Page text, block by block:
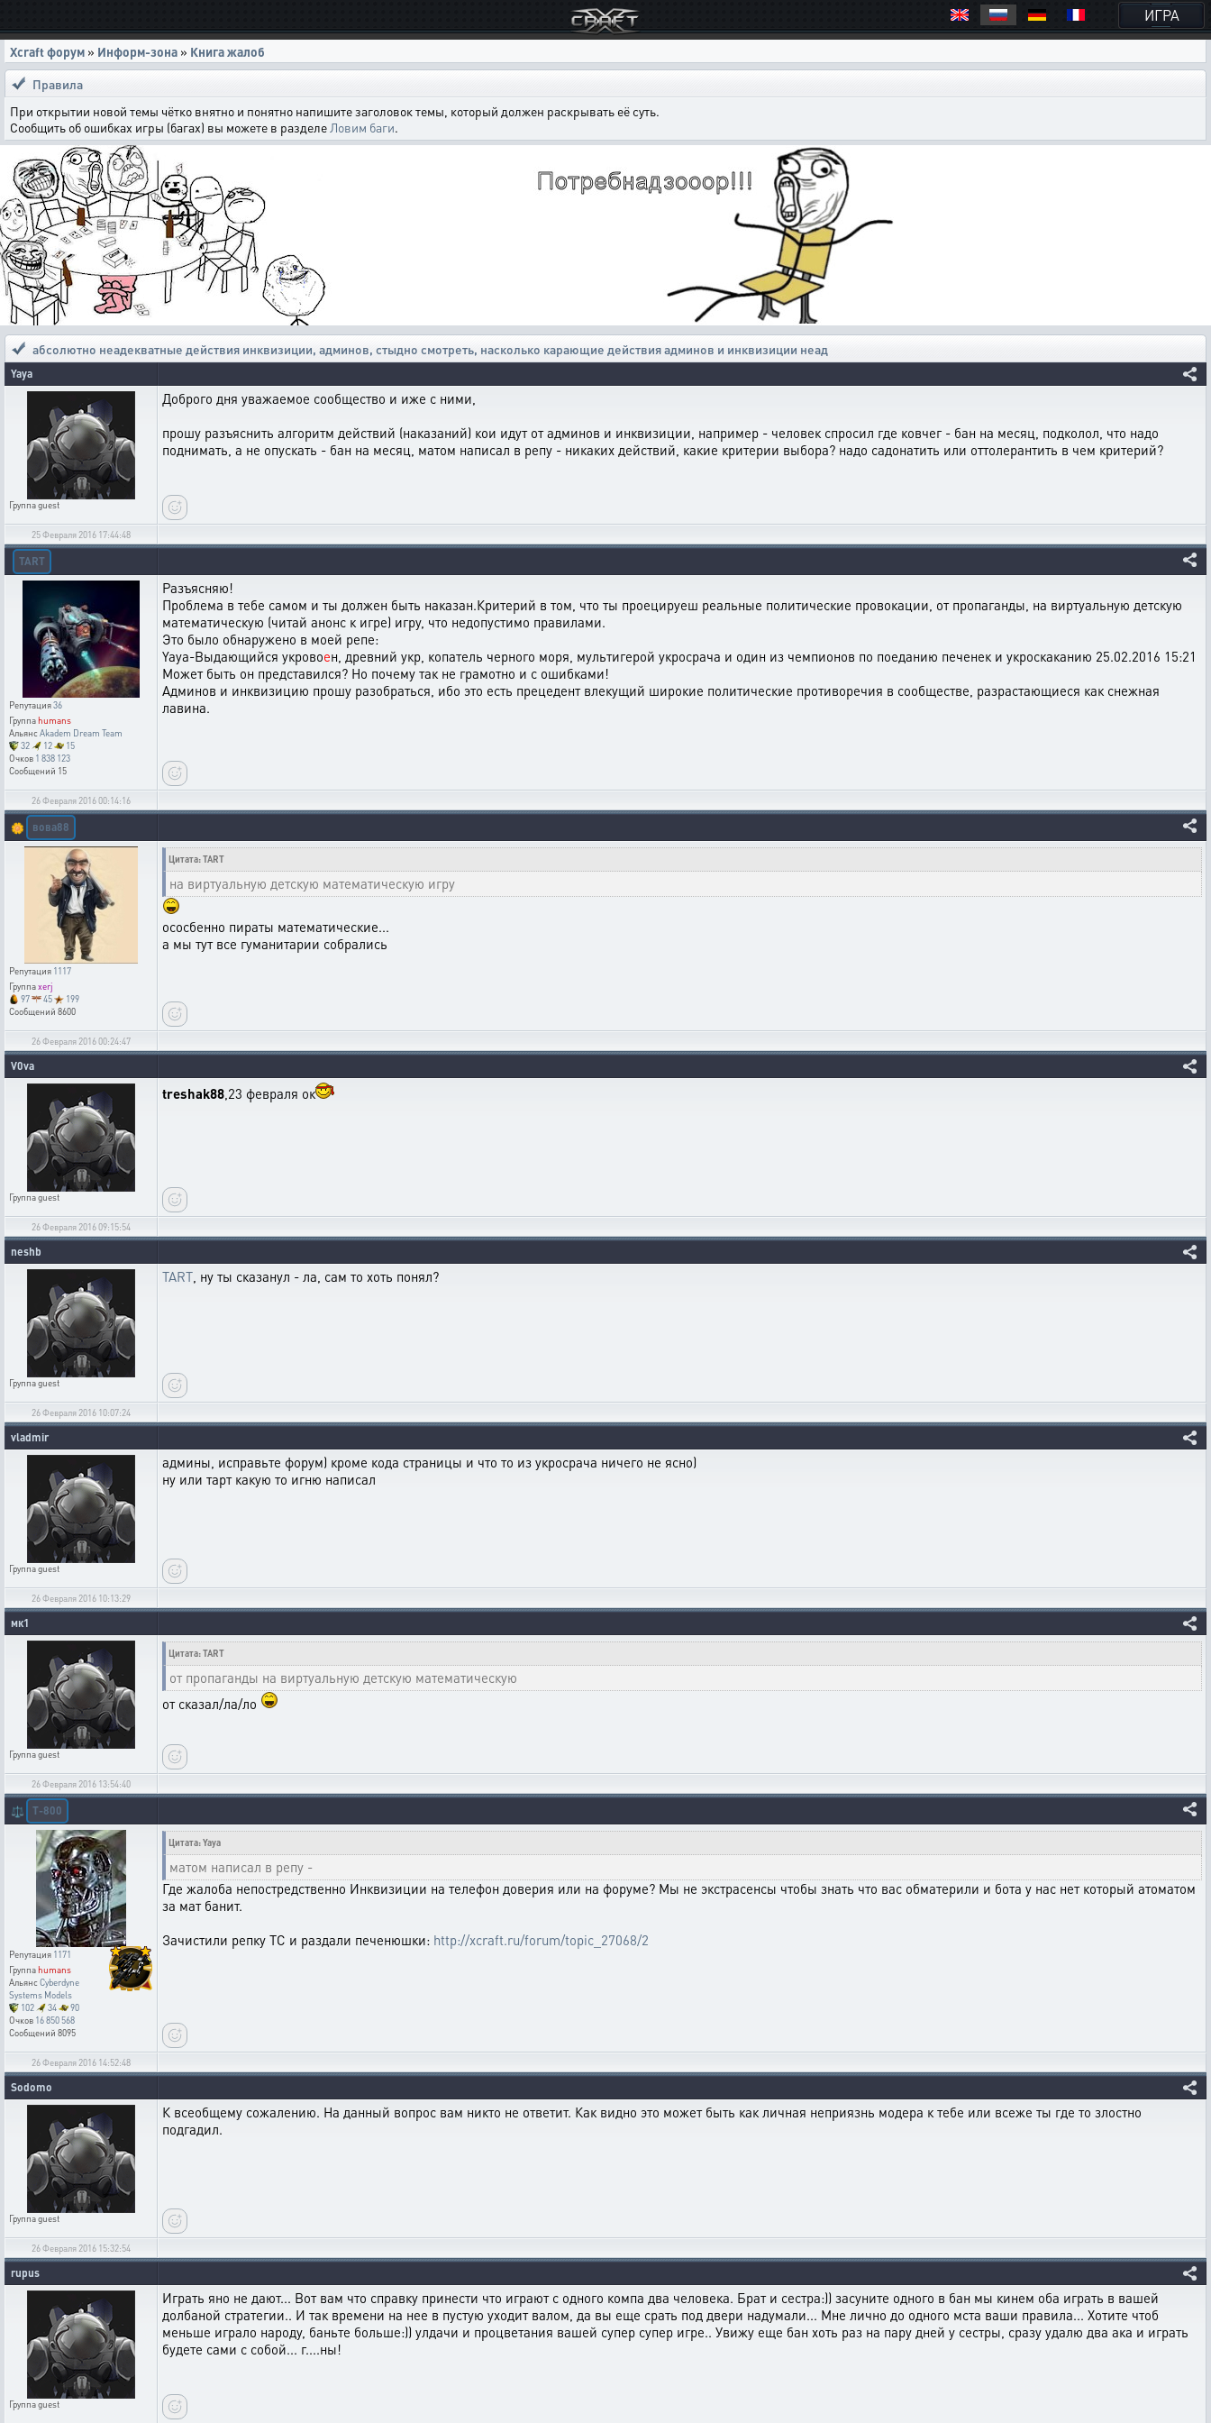
ИГРА
Xcraft форум » Информ-зона » Книга жалоб
Правила
При открытии новой темы чётко внятно и понятно напишите заголовок темы, который должен раскрывать её суть.
Сообщить об ошибках игры (багах) вы можете в разделе Ловим баги.
абсолютно неадекватные действия инквизиции, админов, стыдно смотреть, насколько карающие действия админов и инквизиции неад
Yaya
Группаguest
Доброго дня уважаемое сообщество и иже с ними,
прошу разъяснить алгоритм действий (наказаний) кои идут от админов и инквизиции, например - человек спросил где ковчег - бан на месяц, подколол, что надо
поднимать, а не опускать - бан на месяц, матом написал в репу - никаких действий, какие критерии выбора? надо садонатить или оттолерантить в чем критерий?
25 Февраля 2016 17:44:48
TART
Репутация36
Группаhumans
АльянсAkadem Dream Team
32
12
15
Очков 1 838 123
Сообщений 15
Разъясняю!
Проблема в тебе самом и ты должен быть наказан.Критерий в том, что ты проецируеш реальные политические провокации, от пропаганды, на виртуальную детскую
математическую (читай анонс к игре) игру, что недопустимо правилами.
Это было обнаружено в моей репе:
Yaya-Выдающийся укровоен, древний укр, копатель черного моря, мультигерой укросрача и один из чемпионов по поеданию печенек и укроскаканию 25.02.2016 15:21
Может быть он представился? Но почему так не грамотно и с ошибками!
Админов и инквизицию прошу разобраться, ибо это есть прецедент влекущий широкие политические противоречия в сообществе, разрастающиеся как снежная
лавина.
26 Февраля 2016 00:14:16
🌼 вова88
Репутация 1117
Группаxerj
97
45
199
Сообщений 8600
Цитата: TART
на виртуальную детскую математическую игру
ососбенно пираты математические...
а мы тут все гуманитарии собрались
26 Февраля 2016 00:24:47
V0va
Группаguest
treshak88,23 февраля ок
26 Февраля 2016 09:15:54
neshb
Группаguest
TART, ну ты сказанул - ла, сам то хоть понял?
26 Февраля 2016 10:07:24
vladmir
Группаguest
админы, исправьте форум) кроме кода страницы и что то из укросрача ничего не ясно)
ну или тарт какую то игню написал
26 Февраля 2016 10:13:29
мк1
Группаguest
Цитата: TART
от пропаганды на виртуальную детскую математическую
от сказал/ла/ло
26 Февраля 2016 13:54:40
⚖️ T-800
Репутация 1171
Группаhumans
АльянсCyberdyne
Systems Models
102
34
90
Очков 16 850 568
Сообщений 8095
Цитата: Yaya
матом написал в репу -
Где жалоба непостредственно Инквизиции на телефон доверия или на форуме? Мы не экстрасенсы чтобы знать что вас обматерили и бота у нас нет который атоматом
за мат банит.
Зачистили репку ТС и раздали печенюшки: http://xcraft.ru/forum/topic_27068/2
26 Февраля 2016 14:52:48
Sodomo
Группаguest
К всеобщему сожалению. На данный вопрос вам никто не ответит. Как видно это может быть как личная неприязнь модера к тебе или всеже ты где то злостно
подгадил.
26 Февраля 2016 15:32:54
rupus
Группаguest
Играть яно не дают... Вот вам что справку принести что играют с одного компа два человека. Брат и сестра:)) засуните одного в бан мы кинем оба играть в вашей
долбаной стратегии.. И так времени на нее в пустую уходит валом, да вы еще срать под двери надумали... Мне лично до одного мста ваши правила... Хотите чтоб
меньше играло народу, баньте больше:)) улдачи и процветания вашей супер супер игре.. Увижу еще бан хоть раз на пару дней у сестры, сразу удалю два ака и играть
будете сами с собой... г....ны!